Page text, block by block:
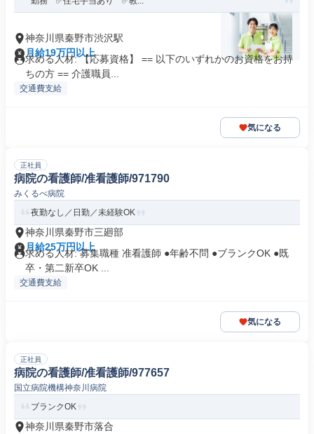
神奈川県秦野市渋沢駅
月給19万円以上
求める人材: 【応募資格】 == 以下のいずれかのお資格をお持
ちの方 == 介護職員...
交通費支給
気になる
正社員
病院の看護師/准看護師/971790
みくるべ病院
夜勤なし／日勤／未経験OK
神奈川県秦野市三廻部
月給25万円以上
求める人材: 募集職種 准看護師 ●年齢不問 ●ブランクOK ●既
卒・第二新卒OK ...
交通費支給
気になる
正社員
病院の看護師/准看護師/977657
国立病院機構神奈川病院
ブランクOK
神奈川県秦野市落合